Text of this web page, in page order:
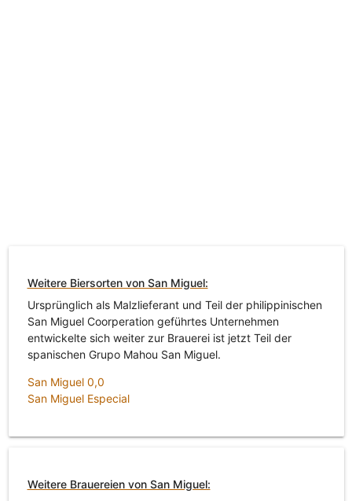
Weitere Biersorten von San Miguel:
Ursprünglich als Malzlieferant und Teil der philippinischen
San Miguel Coorperation geführtes Unternehmen
entwickelte sich weiter zur Brauerei ist jetzt Teil der
spanischen Grupo Mahou San Miguel.
San Miguel 0,0
San Miguel Especial
Weitere Brauereien von San Miguel: